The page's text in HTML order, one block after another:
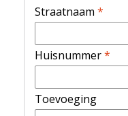
Straatnaam *
Huisnummer*
Toevoeging